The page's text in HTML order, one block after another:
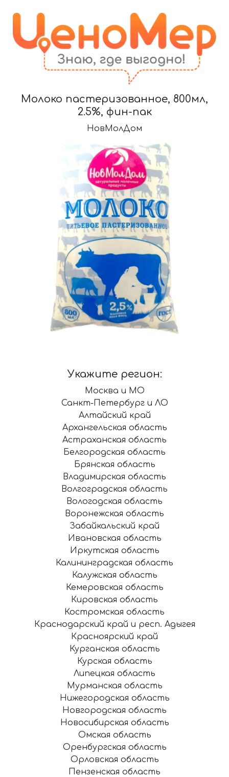
Молоко пастеризованное, 800мл,
2.5%, фин-пак
НовМолДом
Укажите регион:
Москва и МО
Санкт-Петербург и ЛО
Алтайский край
Архангельская область
Астраханская область
Белгородская область
Брянская область
Владимирская область
Волгоградская область
Вологодская область
Воронежская область
Забайкальский край
Ивановская область
Иркутская область
Калининградская область
Калужская область
Кемеровская область
Кировская область
Костромская область
Краснодарский край и респ. Адыгея
Красноярский край
Курганская область
Курская область
Липецкая область
Мурманская область
Нижегородская область
Новгородская область
Новосибирская область
Омская область
Оренбургская область
Орловская область
Пензенская область